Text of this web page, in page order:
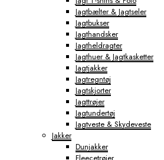
Jagtbælter & Jagtseler
Jagtbukser
Jagthandsker
Jagtheldragter
Jagthuer & Jagtkasketter
Jagtjakker
Jagtregntøj
Jagtskjorter
Jagttrøjer
Jagtundertøj
Jagtveste & Skydeveste
Jakker
Dunjakker